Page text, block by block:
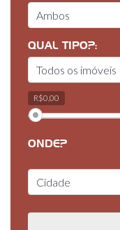
QUAL TIPO?:
R$0,00
ONDE?